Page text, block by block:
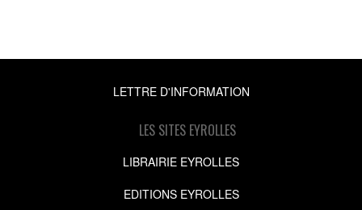
LETTRE D'INFORMATION
LES SITES EYROLLES
LIBRAIRIE EYROLLES
EDITIONS EYROLLES